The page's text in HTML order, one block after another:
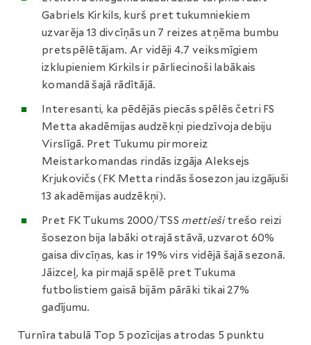
Gabriels Kirkils, kurš pret tukumniekiem
uzvarēja 13 divcīņās un 7 reizes atņēma bumbu
pretspēlētājam. Ar vidēji 4.7 veiksmīgiem
izklupieniem Kirkils ir pārliecinoši labākais
komandā šajā rādītājā.
Interesanti, ka pēdējās piecās spēlēs četri FS
Metta akadēmijas audzēkņi piedzīvoja debiju
Virslīgā. Pret Tukumu pirmoreiz
Meistarkomandas rindās izgāja Aleksejs
Krjukovičs (FK Metta rindās šosezon jau izgājuši
13 akadēmijas audzēkņi).
Pret FK Tukums 2000/TSS mettiešitrešo reizi
šosezon bija labāki otrajā stāvā, uzvarot 60%
gaisa divcīņas, kas ir 19% virs vidējā šajā sezonā.
Jāizceļ, ka pirmajā spēlē pret Tukuma
futbolistiem gaisā bijām pārāki tikai 27%
gadījumu.
Turnīra tabulā Top 5 pozīcijas atrodas 5 punktu